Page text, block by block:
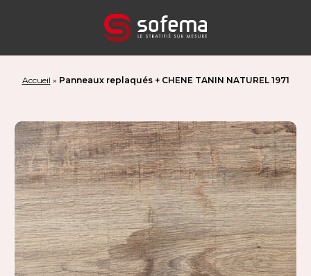
Accueil » Panneaux replaqués + CHENE TANIN NATUREL 1971